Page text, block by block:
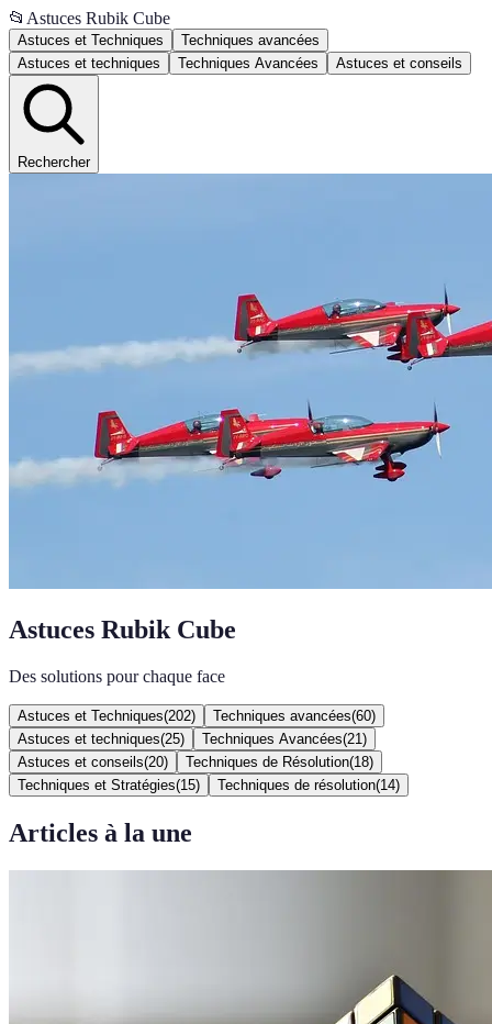
📂 Astuces Rubik Cube
Astuces et Techniques
Techniques avancées
Astuces et techniques
Techniques Avancées Astuces et conseils
Rechercher
Astuces Rubik Cube
Des solutions pour chaque face
Astuces et Techniques(202) Techniques avancées(60)
Astuces et techniques(25) Techniques Avancées(21 )
Astuces et conseils(20) Techniques de Résolution(18)
Techniques et Stratégies(15) Techniques de résolution(14)
Articles à la une